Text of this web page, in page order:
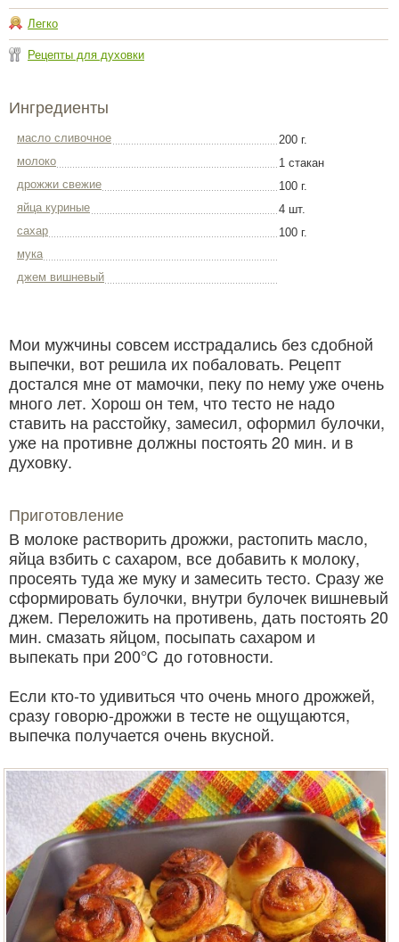
Легко
Рецепты для духовки
Ингредиенты
масло сливочное
200 г.
молоко
1 стакан
дрожжи свежие
100 г.
яйца куриные
4 шт.
сахар
100 г.
мука
джем вишневый
Мои мужчины совсем исстрадались без сдобной
выпечки, вот решила их побаловать. Рецепт
достался мне от мамочки, пеку по нему уже очень
много лет. Хорош он тем, что тесто не надо
ставить на расстойку, замесил, оформил булочки,
уже на противне должны постоять 20 мин. и в
духовку.
Приготовление
В молоке растворить дрожжи, растопить масло,
яйца взбить с сахаром, все добавить к молоку,
просеять туда же муку и замесить тесто. Сразу же
сформировать булочки, внутри булочек вишневый
джем. Переложить на противень, дать постоять 20
мин. смазать яйцом, посыпать сахаром и
выпекать при 200℃ до готовности.
Если кто-то удивиться что очень много дрожжей,
сразу говорю-дрожжи в тесте не ощущаются,
выпечка получается очень вкусной.